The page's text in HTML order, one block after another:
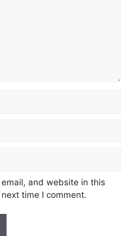
and website in this
time I comment.